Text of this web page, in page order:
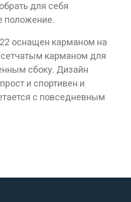
для себя
положение.
оснащен карманом на
карманом для
сбоку. Дизайн
и спортивен и
с повседневным